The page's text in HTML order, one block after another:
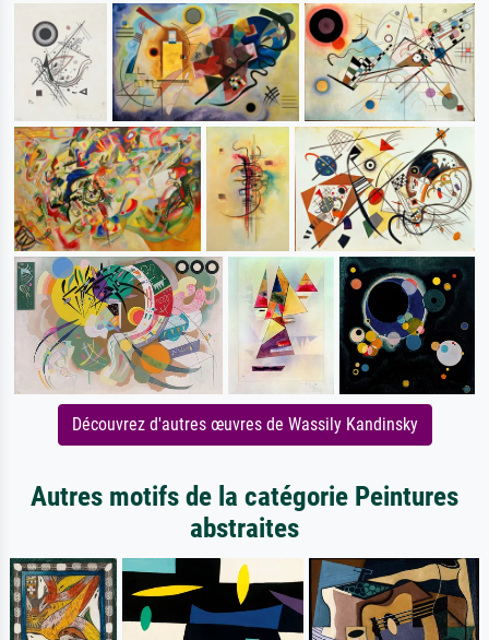
Découvrez d'autres œuvres de Wassily Kandinsky
Autres motifs de la catégorie Peintures
abstraites